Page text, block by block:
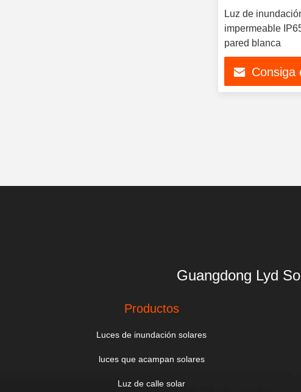
Luz de
impermeable
pared blanca
Consiga
Guangdong Lyd
Productos
Luces de inundación solares
luces que acampan solares
Luz de calle solar